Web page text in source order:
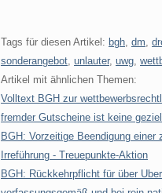
Tags für diesen Artikel: bgh dm
sonderangebot unlauter, uwg
Artikel mit ähnlichen Themen:
Volltext BGH zur
fremder Gutscheine ist keine
BGH: Vorzeitige Beendigung
Irreführung - Treuepunkte-Aktion
BGH: Rückkehrpflicht für über